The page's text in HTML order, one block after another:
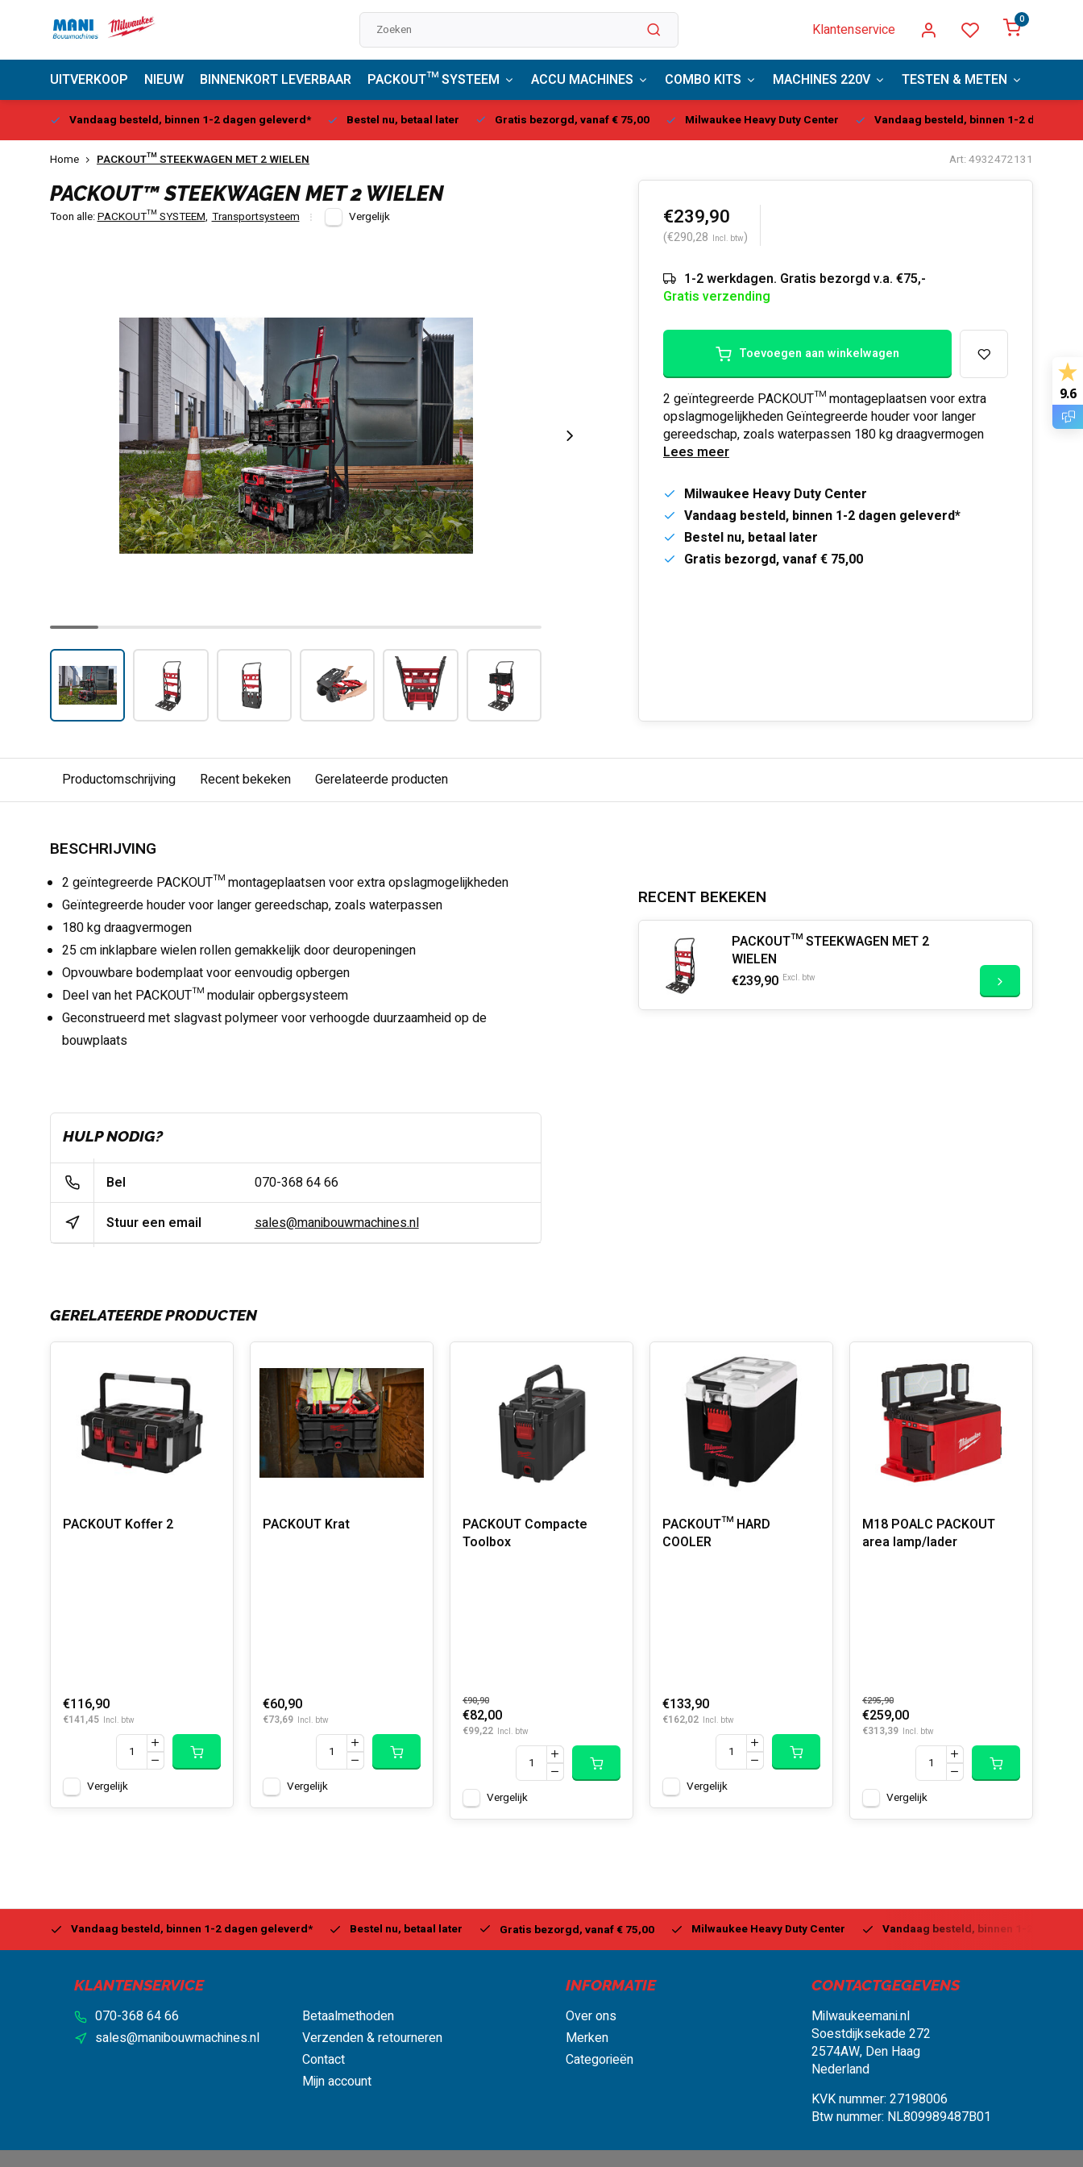
Klantenservice
0
UITVERKOOP NIEUW BINNENKORT LEVERBAAR PACKOUT™ SYSTEEM ACCU MACHINES COMBO KITS MACHINES 220V TESTEN & METEN
Vandaag besteld, binnen 1-2 dagen geleverd* Bestel nu, betaal later Gratis bezorgd, vanaf € 75,00 Milwaukee Heavy Duty Center Vandaag besteld, binnen 1-2 dagen
Home PACKOUT™ STEEKWAGEN MET 2 WIELEN Art: 4932472131
PACKOUT™ STEEKWAGEN MET 2 WIELEN
Toon alle:PACKOUT™ SYSTEEM, Transportsysteem Vergelijk €239,90
(€290,28 Incl. btw)
1-2 werkdagen. Gratis bezorgd v.a. €75,-
Gratis verzending
Toevoegen aan winkelwagen
2 geïntegreerde PACKOUT™ montageplaatsen voor extra
opslagmogelijkheden Geïntegreerde houder voor langer
gereedschap, zoals waterpassen 180 kg draagvermogen
Lees meer
Milwaukee Heavy Duty Center
Vandaag besteld, binnen 1-2 dagen geleverd*
Bestel nu, betaal later
Gratis bezorgd, vanaf € 75,00
Productomschrijving Recent bekeken Gerelateerde producten
BESCHRIJVING
2 geïntegreerde PACKOUT™ montageplaatsen voor extra opslagmogelijkheden
Geïntegreerde houder voor langer gereedschap, zoals waterpassen
180 kg draagvermogen
25 cm inklapbare wielen rollen gemakkelijk door deuropeningen
Opvouwbare bodemplaat voor eenvoudig opbergen
Deel van het PACKOUT™ modulair opbergsysteem
Geconstrueerd met slagvast polymeer voor verhoogde duurzaamheid op de
bouwplaats
HULP NODIG?
Bel 070-368 64 66
Stuur een email sales@manibouwmachines.nl
RECENT BEKEKEN
PACKOUT™ STEEKWAGEN MET 2
WIELEN
€239,90 Excl. btw
GERELATEERDE PRODUCTEN
PACKOUT Koffer 2
€116,90
€141,45 Incl. btw
Vergelijk
PACKOUT Krat
€60,90
€73,69 Incl. btw
Vergelijk
PACKOUT Compacte
Toolbox
€90,90
€82,00
€99,22 Incl. btw
Vergelijk
PACKOUT™ HARD
COOLER
€133,90
€162,02 Incl. btw
Vergelijk
M18 POALC PACKOUT
area lamp/lader
€295,90
€259,00
€313,39 Incl. btw
Vergelijk
Vandaag besteld, binnen 1-2 dagen geleverd* Bestel nu, betaal later Gratis bezorgd, vanaf € 75,00 Milwaukee Heavy Duty Center Vandaag besteld, binnen 1-2 dagen
KLANTENSERVICE
070-368 64 66
sales@manibouwmachines.nl
Betaalmethoden
Verzenden & retourneren
Contact
Mijn account
INFORMATIE
Over ons
Merken
Categorieën
CONTACTGEGEVENS
Milwaukeemani.nl
Soestdijksekade 272
2574AW, Den Haag
Nederland
KVK nummer: 27198006
Btw nummer: NL809989487B01
9.6